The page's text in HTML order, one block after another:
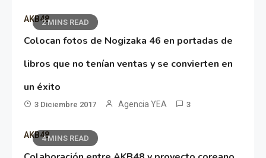
2 MINS READ
AKB48
Colocan fotos de Nogizaka 46 en portadas de
libros que no tenían ventas y se convierten en
un éxito
3 Diciembre 2017 Agencia YEA 3
4 MINS READ
AKB48